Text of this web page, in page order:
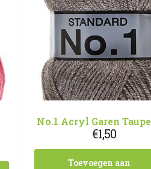
No.1 Acryl Garen
€1,50
Toevoegen aan